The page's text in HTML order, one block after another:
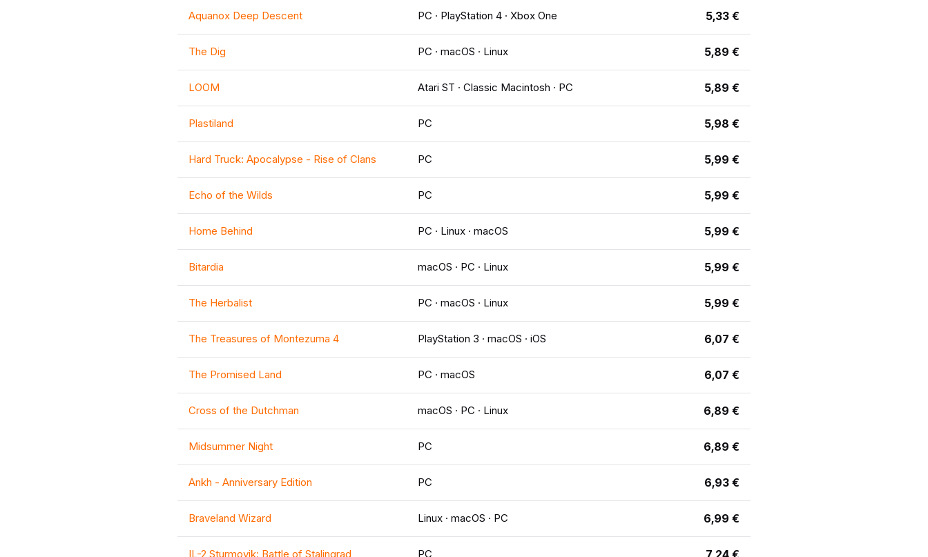
Aquanox Deep Descent PC · PlayStation 4 · Xbox One 5,33 €
The Dig PC · macOS · Linux 5,89 €
LOOM Atari ST · Classic Macintosh · PC 5,89 €
Plastiland PC 5,98 €
Hard Truck: Apocalypse - Rise of Clans PC 5,99 €
Echo of the Wilds PC 5,99 €
Home Behind PC · Linux · macOS 5,99 €
Bitardia macOS · PC · Linux 5,99 €
The Herbalist PC · macOS · Linux 5,99 €
The Treasures of Montezuma 4 PlayStation 3 · macOS · iOS 6,07 €
The Promised Land PC · macOS 6,07 €
Cross of the Dutchman macOS · PC · Linux 6,89 €
Midsummer Night PC 6,89 €
Ankh - Anniversary Edition PC 6,93 €
Braveland Wizard Linux · macOS · PC 6,99 €
IL-2 Sturmovik: Battle of Stalingrad PC 7,24 €